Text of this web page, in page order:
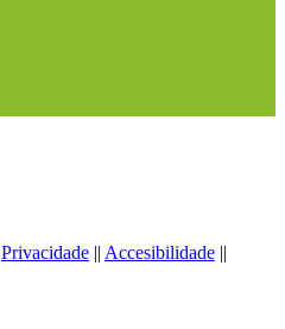
Privacidade || Accesibilidade ||